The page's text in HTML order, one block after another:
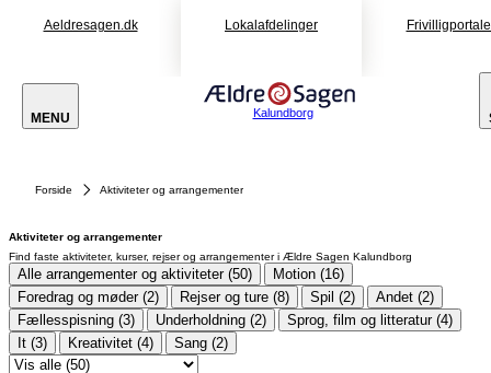
Aeldresagen.dk Lokalafdelinger
MENU Kalundborg
Forside Aktiviteter og arrangementer
Aktiviteter og arrangementer
Find faste aktiviteter, kurser, rejser og arrangementer i Ældre Sagen Kalundborg
Alle arrangementer og aktiviteter (50)
Motion (16)
Foredrag og møder (2)
Rejser og ture (8) Spil (2)
Andet (2)
Fællesspisning (3)
Underholdning (2)
Sprog, film og litteratur (4)
It (3)
Kreativitet (4) Sang (2)